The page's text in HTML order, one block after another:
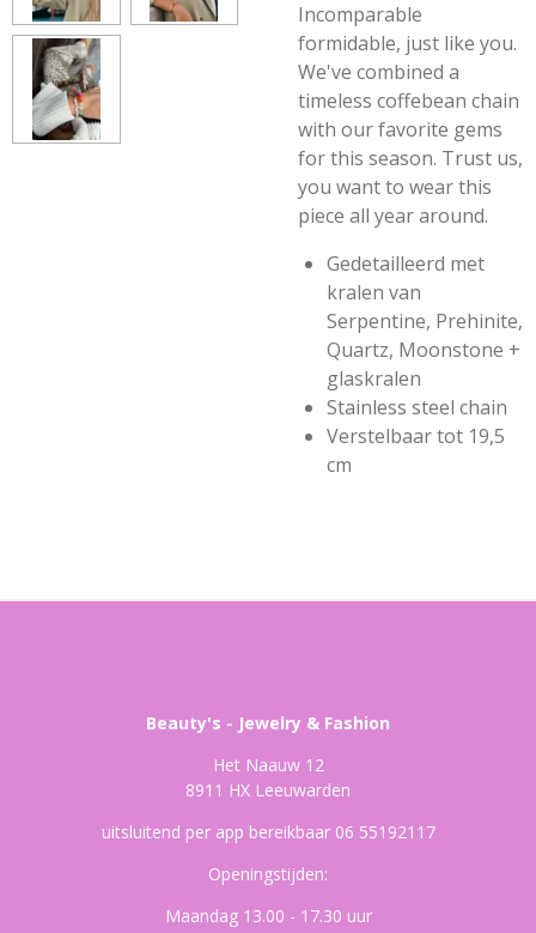
Incomparable
formidable, just like you.
We've combined a
timeless coffebean chain
with our favorite gems
for this season. Trust us,
you want to wear this
piece all year around.
Gedetailleerd met
kralen van
Serpentine, Prehinite,
Quartz, Moonstone +
glaskralen
Stainless steel chain
Verstelbaar tot 19,5
cm
Beauty's - Jewelry & Fashion
Het Naauw 12
8911 HX Leeuwarden
uitsluitend per app bereikbaar 06 55192117
Openingstijden:
Maandag 13.00 - 17.30 uur